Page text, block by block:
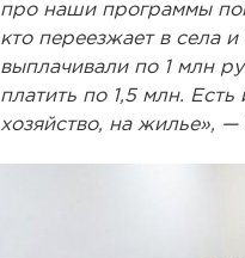
про наши программы
кто переезжает в села
выплачивали по 1 млн
платить по 1,5 млн.
хозяйство, на жилье», —